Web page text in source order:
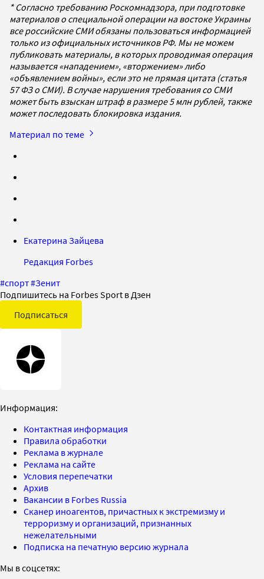
* Согласно требованию Роскомнадзора, при подготовке
материалов о специальной операции на востоке Украины
все российские СМИ обязаны пользоваться информацией
только из официальных источников РФ. Мы не можем
публиковать материалы, в которых проводимая операция
называется «нападением», «вторжением» либо
«объявлением войны», если это не прямая цитата (статья
57 ФЗ о СМИ). В случае нарушения требования со СМИ
может быть взыскан штраф в размере 5 млн рублей, также
может последовать блокировка издания.
Материал по теме
Екатерина Зайцева
Редакция Forbes
#спорт#Зенит
Подпишитесь на Forbes Sport в Дзен
Подписаться
Информация:
Контактная информация
Правила обработки
Реклама в журнале
Реклама на сайте
Условия перепечатки
Архив
Вакансии в Forbes Russia
Сканер иноагентов, причастных к экстремизму и
терроризму и организаций, признанных
нежелательными
Подписка на печатную версию журнала
Мы в соцсетях: